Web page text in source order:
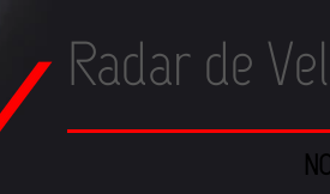
Radar de